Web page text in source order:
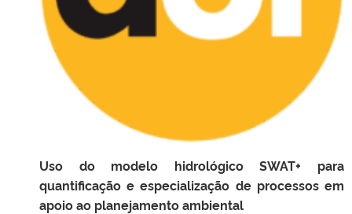
Uso do modelo hidrológico SWAT+ para
quantificação e especialização de processos em
apoio ao planejamento ambiental